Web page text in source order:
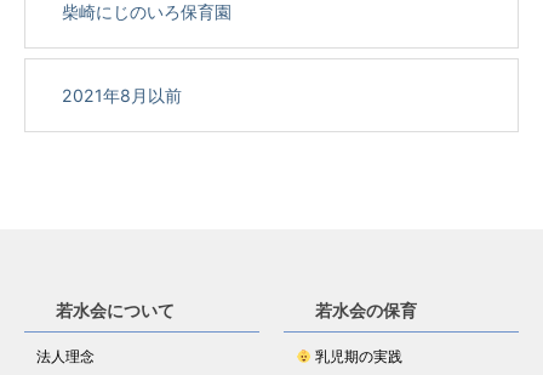
柴崎にじのいろ保育園
2021年8月以前
若水会について
法人理念
若水会の保育
乳児期の実践